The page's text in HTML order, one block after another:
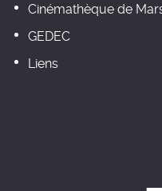
Cinémathèque de
GEDEC
Liens